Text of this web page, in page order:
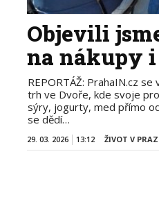
Objevili
na nákupy
REPORTÁŽ: PrahaIN.cz
trh ve Dvoře, kde svoje
sýry, jogurty, med přímo
se dědí…
29. 03. 2026 13:12 ŽIVOT V